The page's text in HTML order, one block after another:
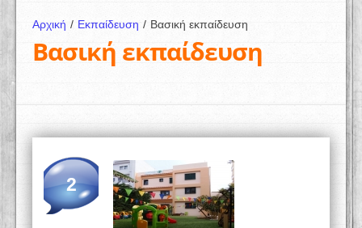
Αρχική / Εκπαίδευση / Βασική εκπαίδευση
Βασική εκπαίδευση
2